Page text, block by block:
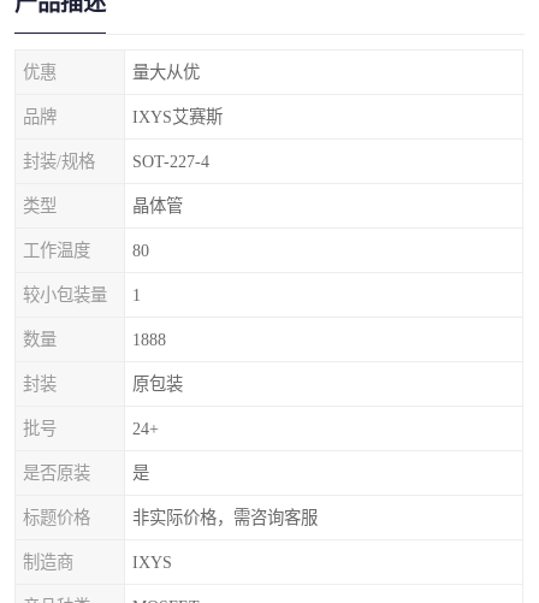
优惠 量大从优
品牌 IXYS艾赛斯
封装/规格 SOT-227-4
类型 晶体管
工作温度 80
较小包装量 1
数量 1888
封装 原包装
批号 24+
是否原装 是
标题价格 非实际价格，需咨询客服
制造商 IXYS